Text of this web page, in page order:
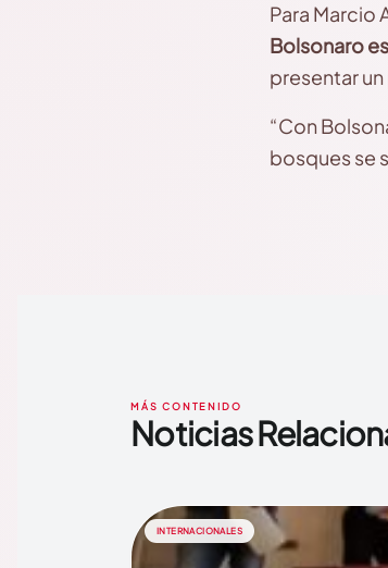
Para Marcio
Bolsonaro
presentar
“Con
bosques se
MÁS CONTENIDO
Noticias
INTERNACIONALES